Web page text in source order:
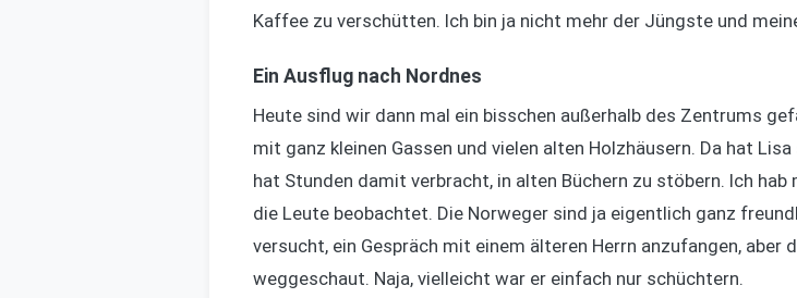
Kaffee zu verschütten. Ich bin ja nicht mehr der Jüngste und
Ein Ausflug nach Nordnes
Heute sind wir dann mal ein bisschen außerhalb des Zentrums
mit ganz kleinen Gassen und vielen alten Holzhäusern. Da hat
hat Stunden damit verbracht, in alten Büchern zu stöbern. Ich
die Leute beobachtet. Die Norweger sind ja eigentlich ganz
versucht, ein Gespräch mit einem älteren Herrn anzufangen,
weggeschaut. Naja, vielleicht war er einfach nur schüchtern.